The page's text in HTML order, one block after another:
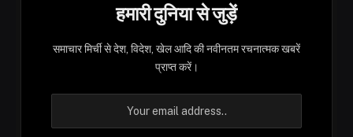
हमारी दुनिया से जुड़ें
समाचार मिर्ची से देश, विदेश, खेल आदि की नवीनतम रचनात्मक खबरें
प्राप्त करें।